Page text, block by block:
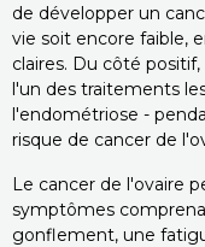
de développer un
vie soit encore faible,
claires. Du côté
l'un des traitements
l'endométriose -
risque de cancer de
Le cancer de l'ovaire
symptômes
gonflement, une